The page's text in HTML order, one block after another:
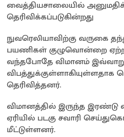
வைத்தியசாலையில்
தெரிவிக்கப்படுகின்றது
நுவரெலியாவிற்கு வருகை
பயணிகள் குழுவொன்றை
வந்தபோதே விமானம்
விபத்துக்குள்ளாகியுள்ளதாக
தெரிவித்தனர்.
விமானத்தில் இருந்த இரண்டு
ஏரியில் படகு சவாரி
மீட்டுள்ளனர்.